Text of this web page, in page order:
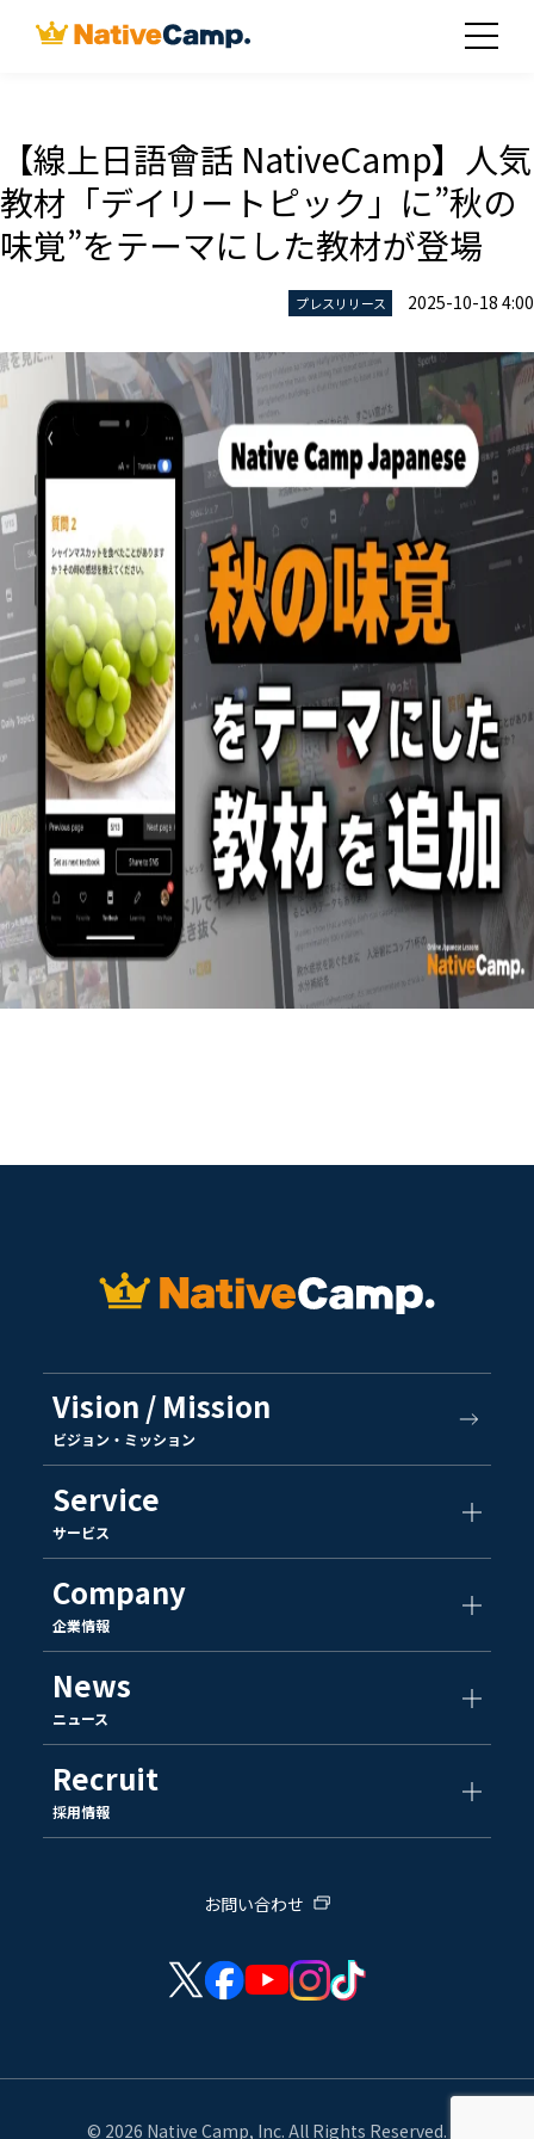
【線上日語會話 NativeCamp】人気
教材「デイリートピック」に”秋の
味覚”をテーマにした教材が登場
プレスリリース 2025-10-18 4:00
Vision / Mission
ビジョン・ミッション
Service
サービス
Company
企業情報
News
ニュース
Recruit
採用情報
お問い合わせ
© 2026 Native Camp, Inc. All Rights Reserved.